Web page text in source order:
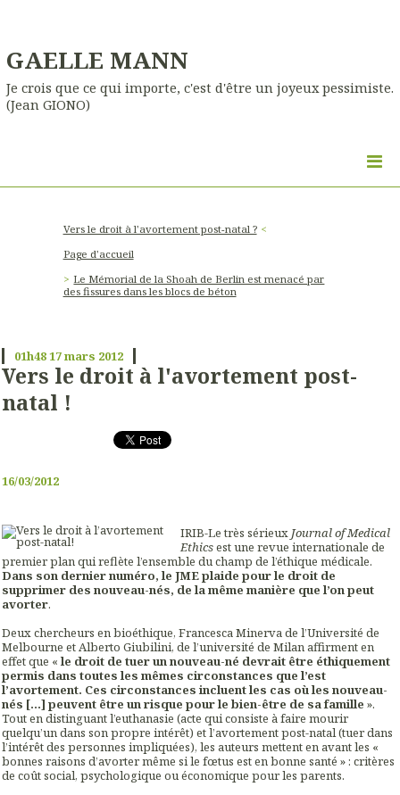
GAELLE MANN
Je crois que ce qui importe, c'est d'être un joyeux pessimiste.
(Jean GIONO)
Vers le droit à l'avortement post-natal ?
Page d'accueil
Le Mémorial de la Shoah de Berlin est menacé par
des fissures dans les blocs de béton
01h4817mars 2012
Vers le droit à l'avortement post-
natal !
16/03/2012
IRIB-Le très sérieux Journal of Medical
Ethicsest une revue internationale de
premier plan qui reflète l’ensemble du champ de l’éthique médicale.
Dans son dernier numéro, le JME plaide pour le droit de
supprimer des nouveau-nés, de la même manière que l’on peut
avorter.
Deux chercheurs en bioéthique, Francesca Minerva de l’Université de
Melbourne et Alberto Giubilini, de l’université de Milan affirment en
effet que « le droit de tuer un nouveau-né devrait être éthiquement
permis dans toutes les mêmes circonstances que l’est
l’avortement. Ces circonstances incluent les cas où les nouveau-
nés […] peuvent être un risque pour le bien-être de sa famille ».
Tout en distinguant l’euthanasie (acte qui consiste à faire mourir
quelqu’un dans son propre intérêt) et l’avortement post-natal (tuer dans
l’intérêt des personnes impliquées), les auteurs mettent en avant les «
bonnes raisons d’avorter même si le fœtus est en bonne santé » : critères
de coût social, psychologique ou économique pour les parents.